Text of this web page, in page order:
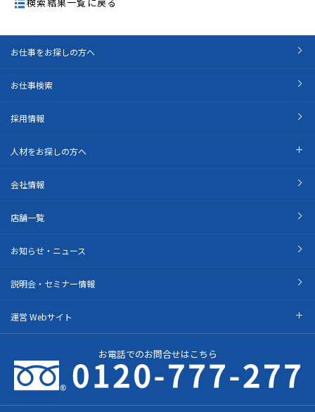
お仕事をお探しの方へ
お仕事検索
採用情報
人材をお探しの方へ
会社情報
店舗一覧
お知らせ・ニュース
説明会・セミナー情報
運営 Webサイト
お電話でのお問合せはこちら